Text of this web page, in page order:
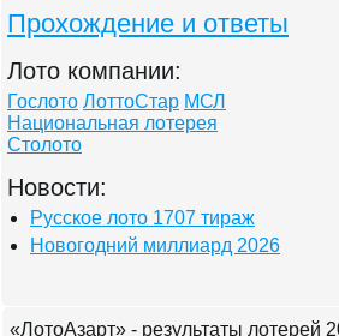
Прохождение и ответы
Лото компании:
Гослото ЛоттоСтар МСЛ
Национальная лотерея
Столото
Новости:
Русское лото 1707 тираж
Новогодний миллиард 2026
«ЛотоАзарт» - результаты лотерей